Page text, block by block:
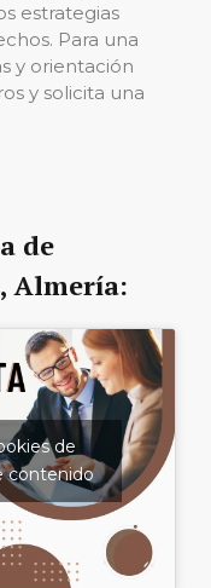
estrategias
Para una
y orientación
y solicita una
de
Almería:
de
contenido